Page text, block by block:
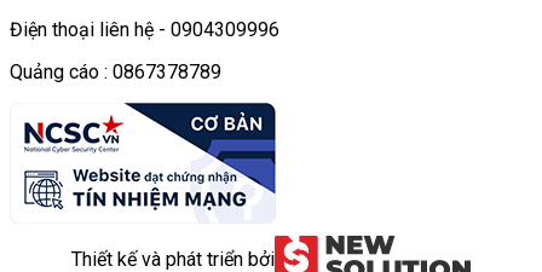
Điện thoại liên hệ - 0904309996
Quảng cáo : 0867378789
Thiết kế và phát triển bởi